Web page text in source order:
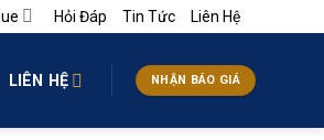
Hỏi Đáp Tin Tức Liên Hệ
LIÊN HỆ NHẬN BÁO GIÁ